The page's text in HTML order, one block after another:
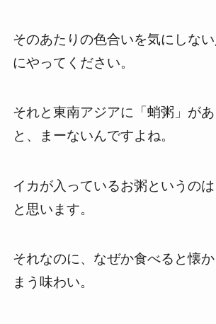
そのあたりの色合いを気にしな
にやってください。
それと東南アジアに「蛸粥」が
と、まーないんですよね。
イカが入っているお粥というの
と思います。
それなのに、なぜか食べると懐
まう味わい。